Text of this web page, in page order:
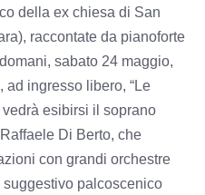
della ex chiesa di San
raccontate da pianoforte
sabato 24 maggio,
ingresso libero, “Le
esibirsi il soprano
Di Berto, che
con grandi orchestre
palcoscenico